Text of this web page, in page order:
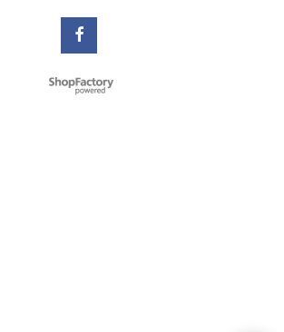
Webwinkel gemaakt met
ShopFactory webwinkel